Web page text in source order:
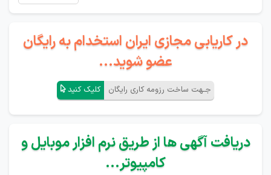
در کاریابی مجازی ایران استخدام به رایگان
عضو شوید...
جـهت ساخت رزومه کاری رایگان کلیک کنید
دریافت آگهی ها از طریق نرم افزار موبایل و
کامپیوتر...